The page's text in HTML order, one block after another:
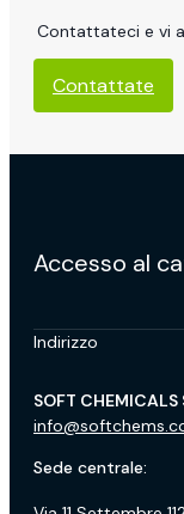
Contattateci e vi
Contattate
Accesso al
Indirizzo
SOFT CHEMICALS
Sede centrale: